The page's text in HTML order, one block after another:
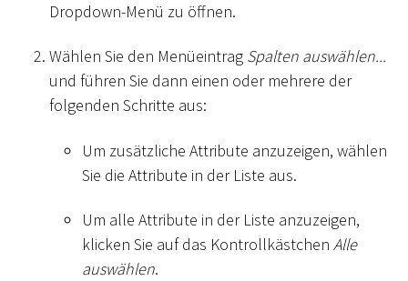
Dropdown-Menü zu öffnen.
Wählen Sie den Menüeintrag Spalten auswählen...
und führen Sie dann einen oder mehrere der
folgenden Schritte aus:
Um zusätzliche Attribute anzuzeigen, wählen
Sie die Attribute in der Liste aus.
Um alle Attribute in der Liste anzuzeigen,
klicken Sie auf das Kontrollkästchen Alle
auswählen.